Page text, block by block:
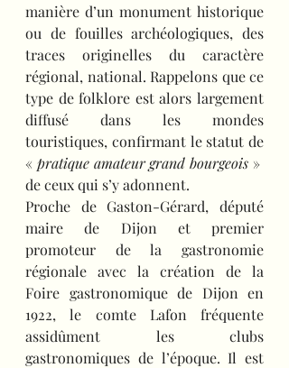
manière d’un monument historique
ou de fouilles archéologiques, des
traces originelles du caractère
régional, national. Rappelons que ce
type de folklore est alors largement
diffusé dans les mondes
touristiques, confirmant le statut de
« pratique amateur grand bourgeois »
de ceux qui s’y adonnent.
Proche de Gaston-Gérard, député
maire de Dijon et premier
promoteur de la gastronomie
régionale avec la création de la
Foire gastronomique de Dijon en
1922, le comte Lafon fréquente
assidûment les clubs
gastronomiques de l’époque. Il est